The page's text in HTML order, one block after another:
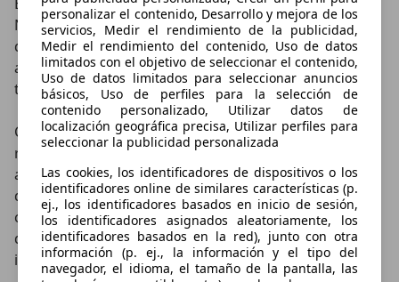
personalizar el contenido, Desarrollo y mejora de los
servicios, Medir el rendimiento de la publicidad,
Medir el rendimiento del contenido, Uso de datos
limitados con el objetivo de seleccionar el contenido,
Uso de datos limitados para seleccionar anuncios
básicos, Uso de perfiles para la selección de
contenido personalizado, Utilizar datos de
localización geográfica precisa, Utilizar perfiles para
seleccionar la publicidad personalizada
Las cookies, los identificadores de dispositivos o los
identificadores online de similares características (p.
ej., los identificadores basados en inicio de sesión,
los identificadores asignados aleatoriamente, los
identificadores basados en la red), junto con otra
información (p. ej., la información y el tipo del
navegador, el idioma, el tamaño de la pantalla, las
Nissan con las siglas M1D. Es un cuatro cilindros de
dos litros de cilindrada con culata de 16 válvulas
alimentado por inyección directa por common rail y
turbocompresor.
Con respecto al que portaba el anterior Xtrail, se
reducido la cilindrada (de 2.2 a 2.0) pero se han
aumentado las potencias. Este motor gasoil ha sido
desarrollado entre Nissan y Renault y puede elegirse
con 150 o 173 cv. Las dos opciones cuentan con filtro
de partículas DPF de serie. El de 173 cv lleva
intercooler.